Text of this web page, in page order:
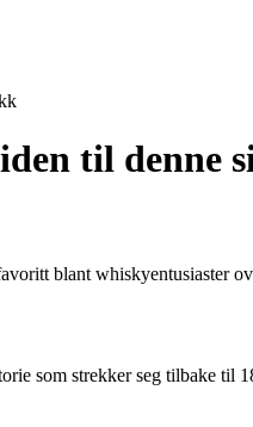
til denne
blant whiskyentusiaster
som strekker seg tilbake til